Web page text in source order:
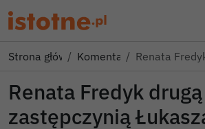
Strona głównaKomentarzeRenata
Renata Fredyk drugą
zastępczynią